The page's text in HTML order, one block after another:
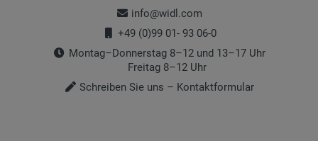
info@widl.com
+49 (0)99 01- 93 06-0
Montag–Donnerstag 8–12 und 13–17 Uhr
Freitag 8–12 Uhr
Schreiben Sie uns – Kontaktformular